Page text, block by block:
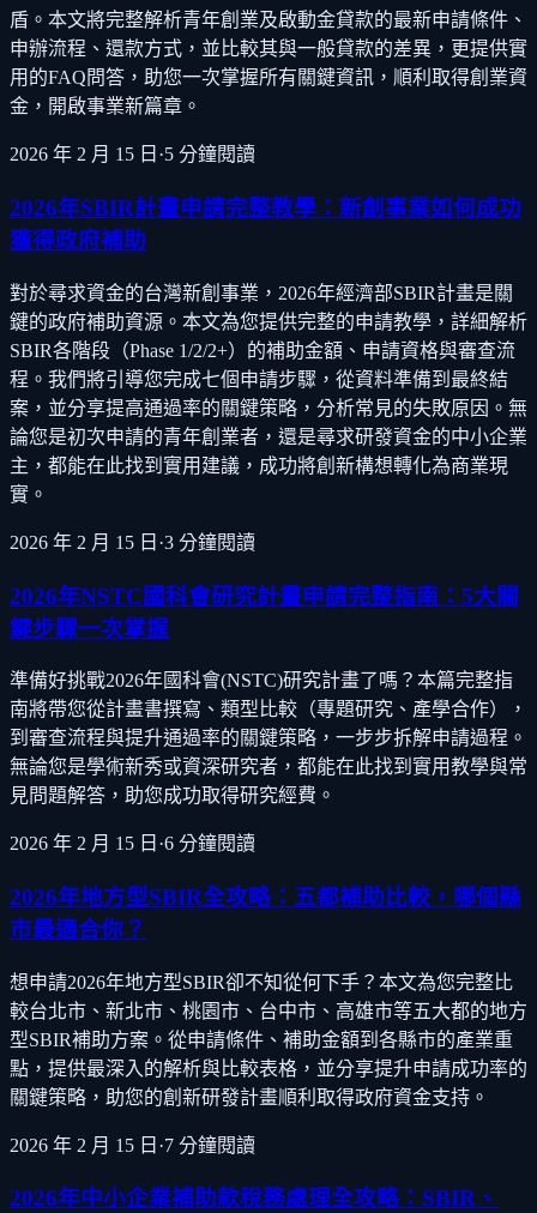
盾。本文將完整解析青年創業及啟動金貸款的最新申請條件、
申辦流程、還款方式，並比較其與一般貸款的差異，更提供實
用的FAQ問答，助您一次掌握所有關鍵資訊，順利取得創業資
金，開啟事業新篇章。
2026 年 2 月 15 日 ·5 分鐘閱讀
2026年SBIR計畫申請完整教學：新創事業如何成功
獲得政府補助
對於尋求資金的台灣新創事業，2026年經濟部SBIR計畫是關
鍵的政府補助資源。本文為您提供完整的申請教學，詳細解析
SBIR各階段（Phase 1/2/2+）的補助金額、申請資格與審查流
程。我們將引導您完成七個申請步驟，從資料準備到最終結
案，並分享提高通過率的關鍵策略，分析常見的失敗原因。無
論您是初次申請的青年創業者，還是尋求研發資金的中小企業
主，都能在此找到實用建議，成功將創新構想轉化為商業現
實。
2026 年 2 月 15 日 ·3 分鐘閱讀
2026年NSTC國科會研究計畫申請完整指南：5大關
鍵步驟一次掌握
準備好挑戰2026年國科會(NSTC)研究計畫了嗎？本篇完整指
南將帶您從計畫書撰寫、類型比較（專題研究、產學合作），
到審查流程與提升通過率的關鍵策略，一步步拆解申請過程。
無論您是學術新秀或資深研究者，都能在此找到實用教學與常
見問題解答，助您成功取得研究經費。
2026 年 2 月 15 日 ·6 分鐘閱讀
2026年地方型SBIR全攻略：五都補助比較，哪個縣
市最適合你？
想申請2026年地方型SBIR卻不知從何下手？本文為您完整比
較台北市、新北市、桃園市、台中市、高雄市等五大都的地方
型SBIR補助方案。從申請條件、補助金額到各縣市的產業重
點，提供最深入的解析與比較表格，並分享提升申請成功率的
關鍵策略，助您的創新研發計畫順利取得政府資金支持。
2026 年 2 月 15 日 ·7 分鐘閱讀
2026年中小企業補助款稅務處理全攻略：SBIR、